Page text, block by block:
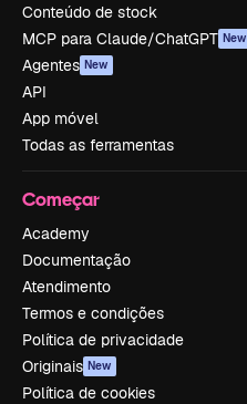
Conteúdo de stock
MCP para Claude/ChatGPT New
Agentes New
API
App móvel
Todas as ferramentas
Começar
Academy
Documentação
Atendimento
Termos e condições
Política de privacidade
Originais New
Política de cookies